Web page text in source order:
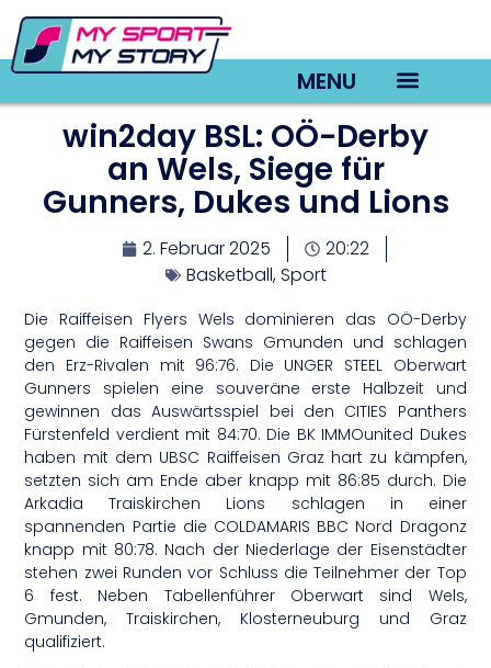
MENU
win2day BSL: OÖ-Derby
an Wels, Siege für
Gunners, Dukes und Lions
2. Februar 2025
20:22
Basketball,Sport
Die Raiffeisen Flyers Wels dominieren das OÖ-Derby
gegen die Raiffeisen Swans Gmunden und schlagen
den Erz-Rivalen mit 96:76. Die UNGER STEEL Oberwart
Gunners spielen eine souveräne erste Halbzeit und
gewinnen das Auswärtsspiel bei den CITIES Panthers
Fürstenfeld verdient mit 84:70. Die BK IMMOunited Dukes
haben mit dem UBSC Raiffeisen Graz hart zu kämpfen,
setzten sich am Ende aber knapp mit 86:85 durch. Die
Arkadia Traiskirchen Lions schlagen in einer
spannenden Partie die COLDAMARIS BBC Nord Dragonz
knapp mit 80:78. Nach der Niederlage der Eisenstädter
stehen zwei Runden vor Schluss die Teilnehmer der Top
6 fest. Neben Tabellenführer Oberwart sind Wels,
Gmunden, Traiskirchen, Klosterneuburg und Graz
qualifiziert.